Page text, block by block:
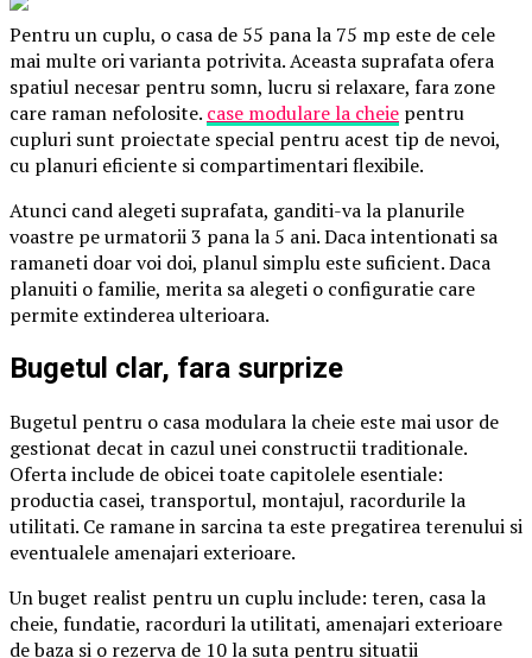
Pentru un cuplu, o casa de 55 pana la 75 mp este de cele
mai multe ori varianta potrivita. Aceasta suprafata ofera
spatiul necesar pentru somn, lucru si relaxare, fara zone
care raman nefolosite. case modulare la cheie pentru
cupluri sunt proiectate special pentru acest tip de nevoi,
cu planuri eficiente si compartimentari flexibile.
Atunci cand alegeti suprafata, ganditi-va la planurile
voastre pe urmatorii 3 pana la 5 ani. Daca intentionati sa
ramaneti doar voi doi, planul simplu este suficient. Daca
planuiti o familie, merita sa alegeti o configuratie care
permite extinderea ulterioara.
Bugetul clar, fara surprize
Bugetul pentru o casa modulara la cheie este mai usor de
gestionat decat in cazul unei constructii traditionale.
Oferta include de obicei toate capitolele esentiale:
productia casei, transportul, montajul, racordurile la
utilitati. Ce ramane in sarcina ta este pregatirea terenului si
eventualele amenajari exterioare.
Un buget realist pentru un cuplu include: teren, casa la
cheie, fundatie, racorduri la utilitati, amenajari exterioare
de baza si o rezerva de 10 la suta pentru situatii